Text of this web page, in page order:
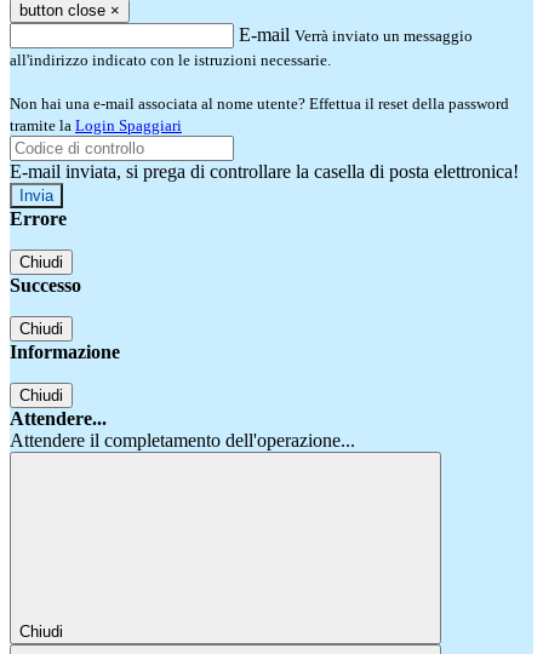
button close ×
E-mail Verrà inviato un messaggio
all'indirizzo indicato con le istruzioni necessarie.
Non hai una e-mail associata al nome utente? Effettua il reset della password
tramite la Login Spaggiari
E-mail inviata, si prega di controllare la casella di posta elettronica!
Errore
Chiudi
Successo
Chiudi
Informazione
Chiudi
Attendere...
Attendere il completamento dell'operazione...
Chiudi